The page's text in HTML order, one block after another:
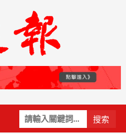
關
鍵
Primary
Menu